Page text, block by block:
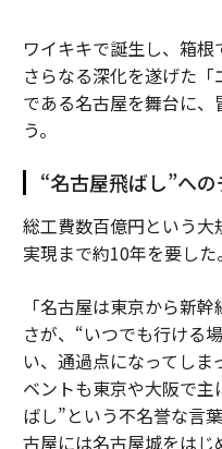
ワイキキで誕生し、箱根
さらなる深化を遂げた
である名古屋を舞台に、
う。
“名古屋飛ばし”へ
総工費数百億円という
実現まで約10年を要した。
「名古屋は東京から新
さが、“いつでも行ける
い、通過点になってし
ベントも東京や大阪で
ばし”という不名誉な言
古屋には名古屋城をは